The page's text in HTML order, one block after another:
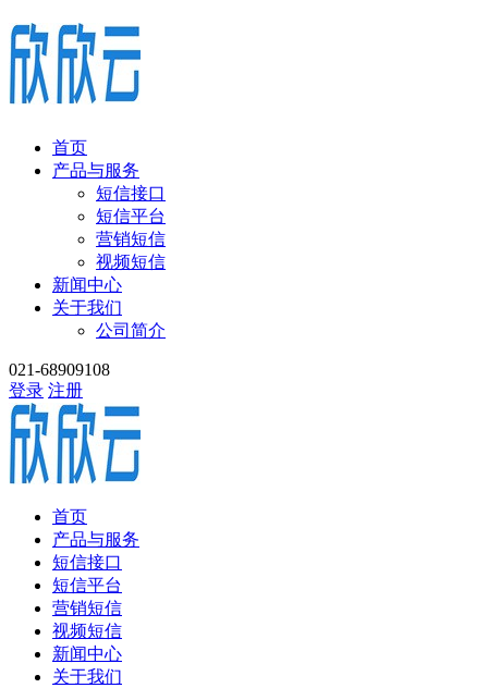
首页
产品与服务
短信接口
短信平台
营销短信
视频短信
新闻中心
关于我们
公司简介
021-68909108
登录 注册
首页
产品与服务
短信接口
短信平台
营销短信
视频短信
新闻中心
关于我们